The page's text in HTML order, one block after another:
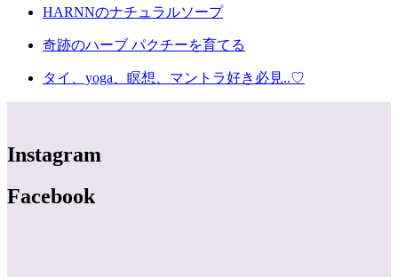
HARNNのナチュラルソープ
奇跡のハーブ パクチーを育てる
タイ、yoga、瞑想、マントラ好き必見..♡
Instagram
Facebook